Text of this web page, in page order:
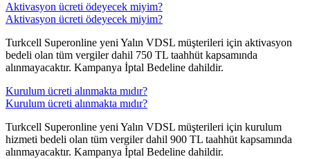
Aktivasyon ücreti ödeyecek miyim?
Aktivasyon ücreti ödeyecek miyim?
Turkcell Superonline yeni Yalın VDSL müşterileri için aktivasyon
bedeli olan tüm vergiler dahil 750 TL taahhüt kapsamında
alınmayacaktır. Kampanya İptal Bedeline dahildir.​​​​
Kurulum ücreti alınmakta mıdır?
Kurulum ücreti alınmakta mıdır?
​Turkcell Superonline yeni Yalın VDSL müşterileri için kurulum
hizmeti bedeli olan tüm vergiler dahil 900 TL taahhüt kapsamında
alınmayacaktır. Kampanya İptal Bedeline dahildir.​​​​